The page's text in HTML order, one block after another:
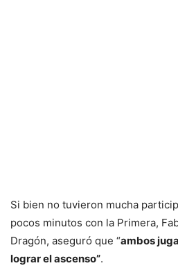
Si bien no tuvieron mucha
pocos minutos con la Primera,
Dragón, aseguró que “ambos
lograr el ascenso”.